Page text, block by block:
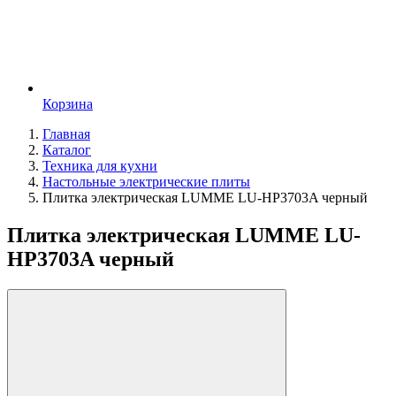
Корзина
Главная
Каталог
Техника для кухни
Настольные электрические плиты
Плитка электрическая LUMME LU-HP3703A черный
Плитка электрическая LUMME LU-
HP3703A черный